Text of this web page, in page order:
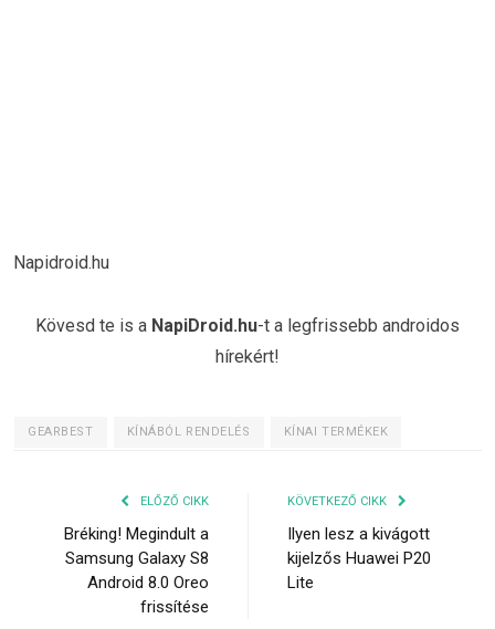
Napidroid.hu
Kövesd te is a NapiDroid.hu-t a legfrissebb androidos
hírekért!
GEARBEST KÍNÁBÓL RENDELÉS KÍNAI TERMÉKEK
ELŐZŐ CIKK
Bréking! Megindult a
Samsung Galaxy S8
Android 8.0 Oreo
frissítése
KÖVETKEZŐ CIKK
Ilyen lesz a kivágott
kijelzős Huawei P20
Lite